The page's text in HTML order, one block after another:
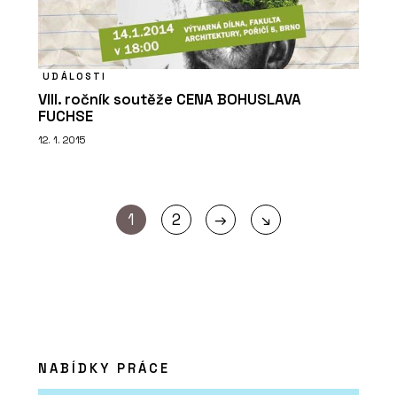
UDÁLOSTI
VIII. ročník soutěže CENA BOHUSLAVA
FUCHSE
12. 1. 2015
1 2 → ↘
NABÍDKY PRÁCE